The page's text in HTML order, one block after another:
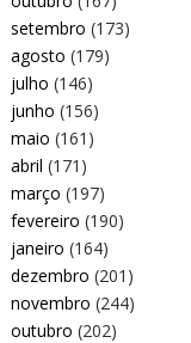
setembro (173)
agosto (179)
julho (146)
junho (156)
maio (161)
abril (171)
março (197)
fevereiro (190)
janeiro (164)
dezembro (201)
novembro (244)
outubro (202)